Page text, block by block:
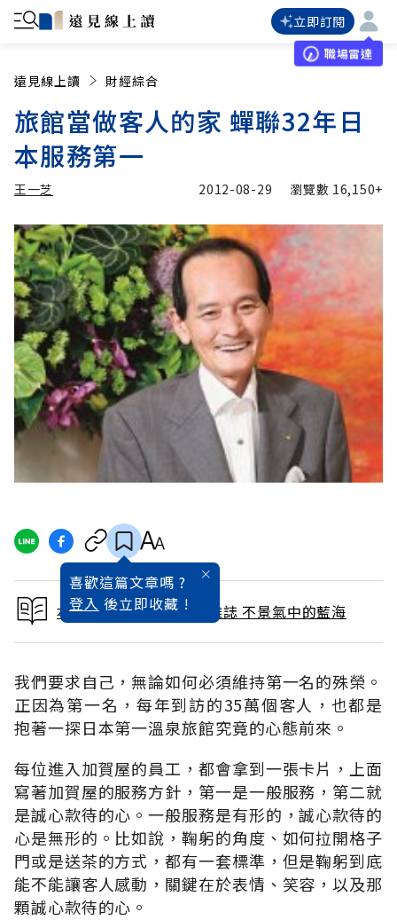
立即訂閱
職場雷達
遠見線上讀 財經綜合
旅館當做客人的家 蟬聯32年日
本服務第一
王一芝
王一芝 加入追蹤
2012-08-29 瀏覽數 16,150+
喜歡這篇文章嗎 ?
登入 後立即收藏 !
本文出自 2012 / 9月號雜誌 不景氣中的藍海
我們要求自己，無論如何必須維持第一名的殊榮。
正因為第一名，每年到訪的35萬個客人，也都是
抱著一探日本第一溫泉旅館究竟的心態前來。
每位進入加賀屋的員工，都會拿到一張卡片，上面
寫著加賀屋的服務方針，第一是一般服務，第二就
是誠心款待的心。一般服務是有形的，誠心款待的
心是無形的。比如說，鞠躬的角度、如何拉開格子
門或是送茶的方式，都有一套標準，但是鞠躬到底
能不能讓客人感動，關鍵在於表情、笑容，以及那
顆誠心款待的心。